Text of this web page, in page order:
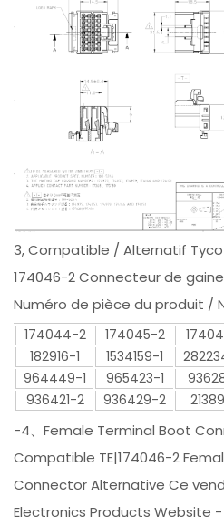
3, Compatible / Alternatif
174046-2 Connecteur de
Numéro de pièce du produit /
174044-2 174045-2
182916-1
1534159-1
964449-1
965423-1
936421-2
936429-2
-4、Female Terminal Boot
Compatible TE|174046-2
Connector Alternative Ce
Electronics Products Website